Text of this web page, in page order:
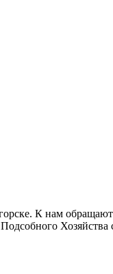
К нам
Подсобного